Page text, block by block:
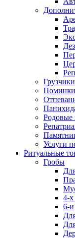
Поминки
Родовые
Услуги
Ритуальные
Гробы
4-
6-